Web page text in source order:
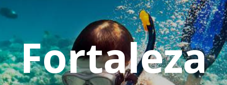
Fortaleza